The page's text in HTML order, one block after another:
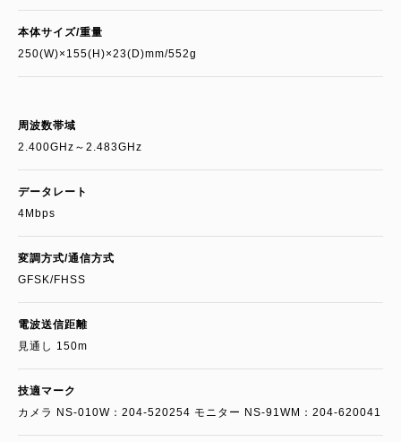
本体サイズ/重量
250(W)×155(H)×23(D)mm/552g
周波数帯域
2.400GHz～2.483GHz
データレート
4Mbps
変調方式/通信方式
GFSK/FHSS
電波送信距離
見通し 150m
技適マーク
カメラ NS-010W：204-520254 モニター NS-91WM：204-620041